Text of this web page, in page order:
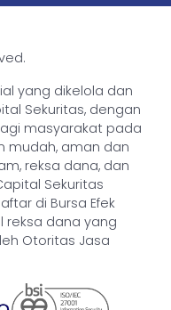
yang dikelola dan
Sekuritas, dengan
masyarakat pada
mudah, aman dan
reksa dana, dan
Sekuritas
di Bursa Efek
reksa dana yang
Otoritas Jasa